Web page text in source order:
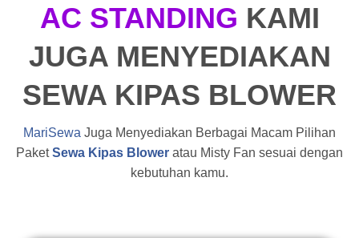
AC STANDING KAMI
JUGA MENYEDIAKAN
SEWA KIPAS BLOWER
MariSewa Juga Menyediakan Berbagai Macam Pilihan
PaketSewa Kipas Blower atau Misty Fan sesuai dengan
kebutuhan kamu.